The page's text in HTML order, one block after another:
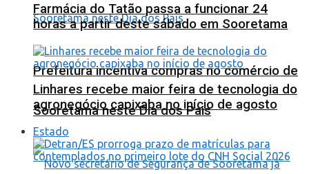
Prefeitura incentiva compras no comércio de
Sooretama neste Dia dos Pais
Farmácia do Tatão passa a funcionar 24
horas a partir deste sábado em Sooretama
Linhares recebe maior feira de tecnologia do
agronegócio capixaba no início de agosto
Estado